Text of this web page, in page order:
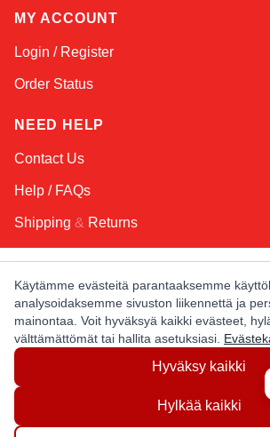
MY ACCOUNT
Login / Register
Order Status
NEED HELP
Contact Us
Help / FAQs
Shipping & Returns
KEEP IN
Email Address
LATIN AMERICA
Käytämme evästeitä parantaaksemme
analysoidaksemme sivuston liikennettä ja
mainontaa. Voit hyväksyä kaikki evästeet,
välttämättömät tai hallita asetuksiasi.
Hyväksy kaikki
Hylkää kaikki